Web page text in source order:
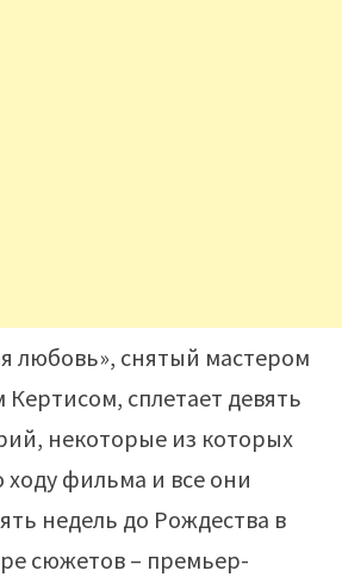
любовь», снятый мастером
сплетает девять
некоторые из которых
ходу фильма и все они
недель до Рождества в
сюжетов – премьер-